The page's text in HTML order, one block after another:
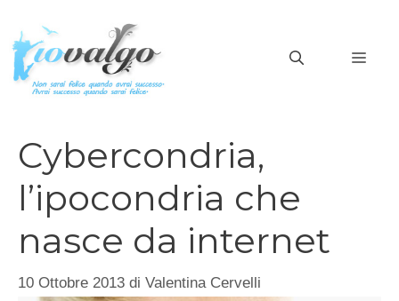
contenuto
Cybercondria,
l’ipocondria che
nasce da internet
10 Ottobre 2013 di Valentina Cervelli